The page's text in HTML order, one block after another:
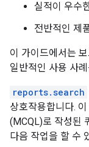
실적이 우수
전반적인 제
이 가이드에서는
일반적인 사용 사
reports.search
상호작용합니다.
(MCQL)로 작성된
다음 작업을 할 수